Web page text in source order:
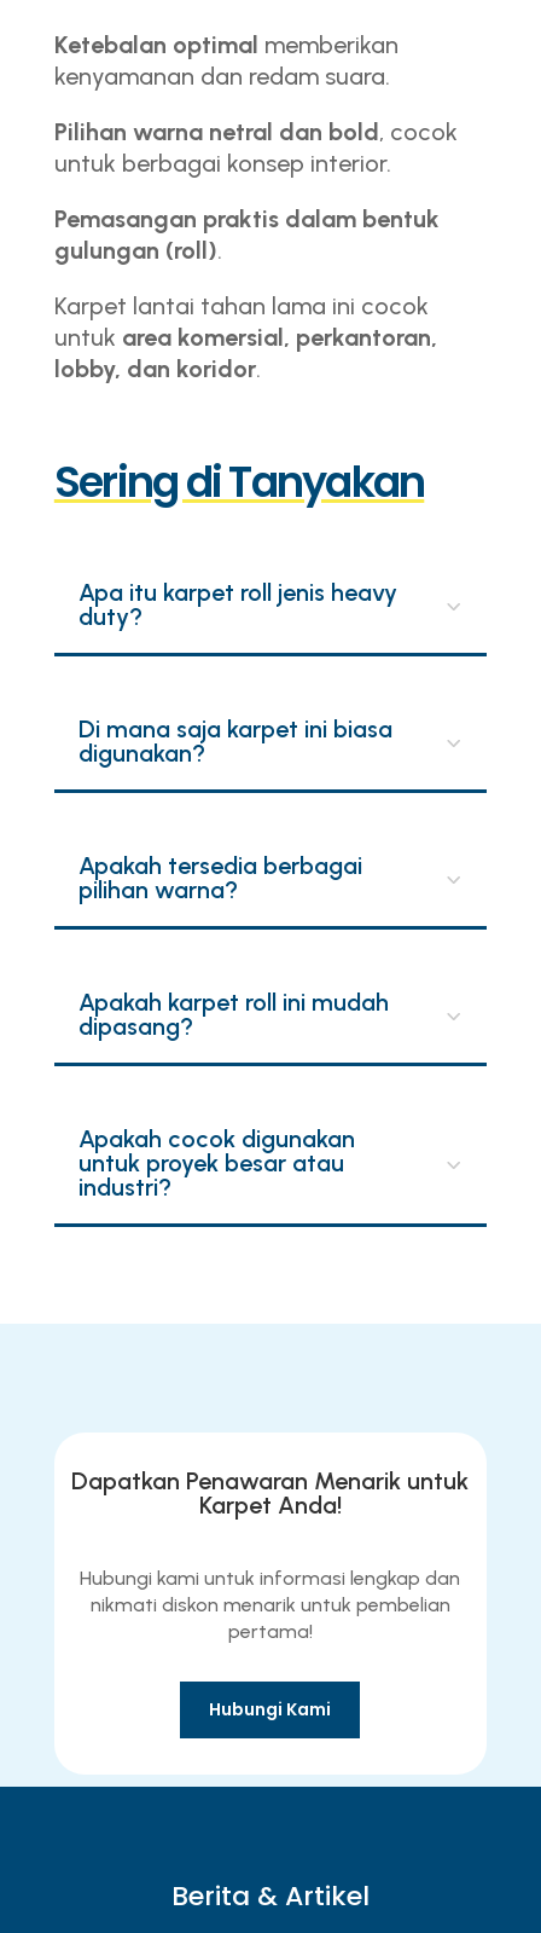
Ketebalan optimal memberikan
kenyamanan dan redam suara.
Pilihan warna netral dan bold, cocok
untuk berbagai konsep interior.
Pemasangan praktis dalam bentuk
gulungan (roll).
Karpet lantai tahan lama ini cocok
untuk area komersial, perkantoran,
lobby, dan koridor.
Sering di Tanyakan
Apa itu karpet roll jenis heavy
duty?
Di mana saja karpet ini biasa
digunakan?
Apakah tersedia berbagai
pilihan warna?
Apakah karpet roll ini mudah
dipasang?
Apakah cocok digunakan
untuk proyek besar atau
industri?
Dapatkan Penawaran Menarik untuk
Karpet Anda!
Hubungi kami untuk informasi lengkap dan
nikmati diskon menarik untuk pembelian
pertama!
Hubungi Kami
Berita & Artikel